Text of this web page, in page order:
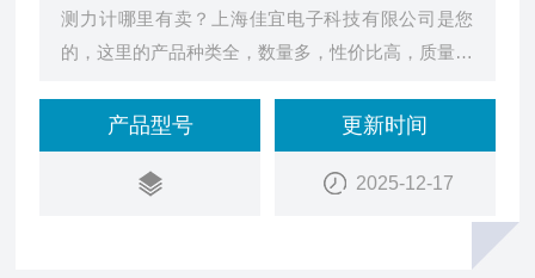
测力计哪里有卖？上海佳宜电子科技有限公司是您
的，这里的产品种类全，数量多，性价比高，质量和
产品型号 更新时间
2025-12-17